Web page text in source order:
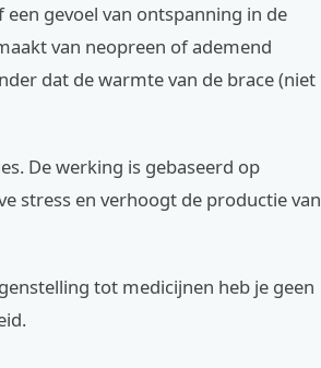
gevoel van ontspanning in de
van neopreen of ademend
dat de warmte van de brace (niet
De werking is gebaseerd op
stress en verhoogt de productie van
tot medicijnen heb je geen